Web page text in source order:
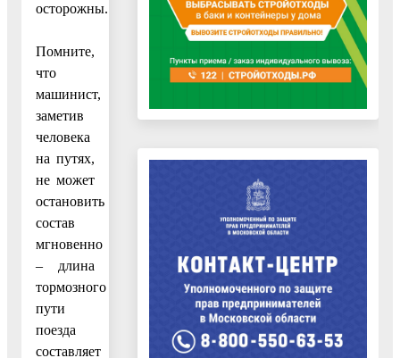
осторожны.
Помните,
что
машинист,
заметив
человека
на путях,
не может
остановить
состав
мгновенно
– длина
тормозного
пути
поезда
составляет